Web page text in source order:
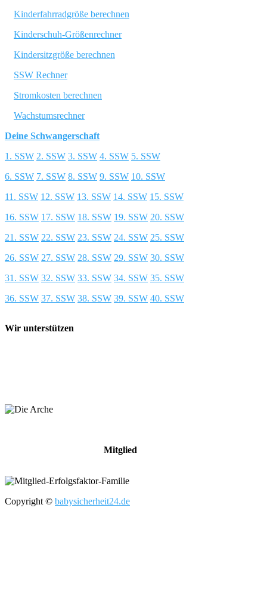
Kinderfahrradgröße berechnen
Kinderschuh-Größenrechner
Kindersitzgröße berechnen
SSW Rechner
Stromkosten berechnen
Wachstumsrechner
Deine Schwangerschaft
1. SSW 2. SSW 3. SSW 4. SSW 5. SSW
6. SSW 7. SSW 8. SSW 9. SSW 10. SSW
11. SSW 12. SSW 13. SSW 14. SSW 15. SSW
16. SSW 17. SSW 18. SSW 19. SSW 20. SSW
21. SSW 22. SSW 23. SSW 24. SSW 25. SSW
26. SSW 27. SSW 28. SSW 29. SSW 30. SSW
31. SSW 32. SSW 33. SSW 34. SSW 35. SSW
36. SSW 37. SSW 38. SSW 39. SSW 40. SSW
Wir unterstützen
Mitglied
Copyright © babysicherheit24.de